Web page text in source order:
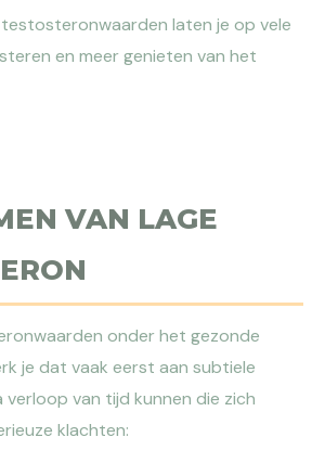
laten je op vele
en meer genieten van het
VAN LAGE
onder het gezonde
je dat vaak eerst aan subtiele
verloop van tijd kunnen die zich
klachten: